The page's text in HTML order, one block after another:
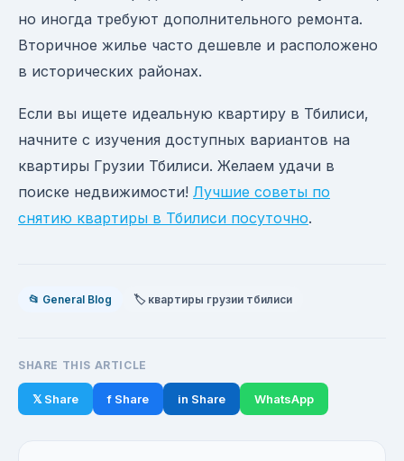
но иногда требуют дополнительного ремонта.
Вторичное жилье часто дешевле и расположено
в исторических районах.
Если вы ищете идеальную квартиру в Тбилиси,
начните с изучения доступных вариантов на
квартиры Грузии Тбилиси. Желаем удачи в
поиске недвижимости! Лучшие советы по
снятию квартиры в Тбилиси посуточно.
📂 General Blog 🏷️ квартиры грузии тбилиси
SHARE THIS ARTICLE
𝕏 Share f Share in Share WhatsApp